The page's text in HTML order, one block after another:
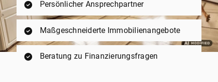
Persönlicher Ansprechpartner
Maßgeschneiderte Immobilienangebote
Beratung zu Finanzierungsfragen